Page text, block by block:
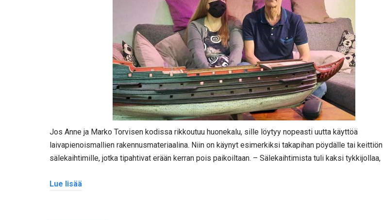
Jos Anne ja Marko Torvisen kodissa rikkoutuu huonekalu, sille löytyy nopeasti uutta käyttöä
laivapienoismallien rakennusmateriaalina. Niin on käynyt esimerkiksi takapihan pöydälle tai keittiön
sälekaihtimille, jotka tipahtivat erään kerran pois paikoiltaan. – Sälekaihtimista tuli kaksi tykkijollaa,
Lue lisää